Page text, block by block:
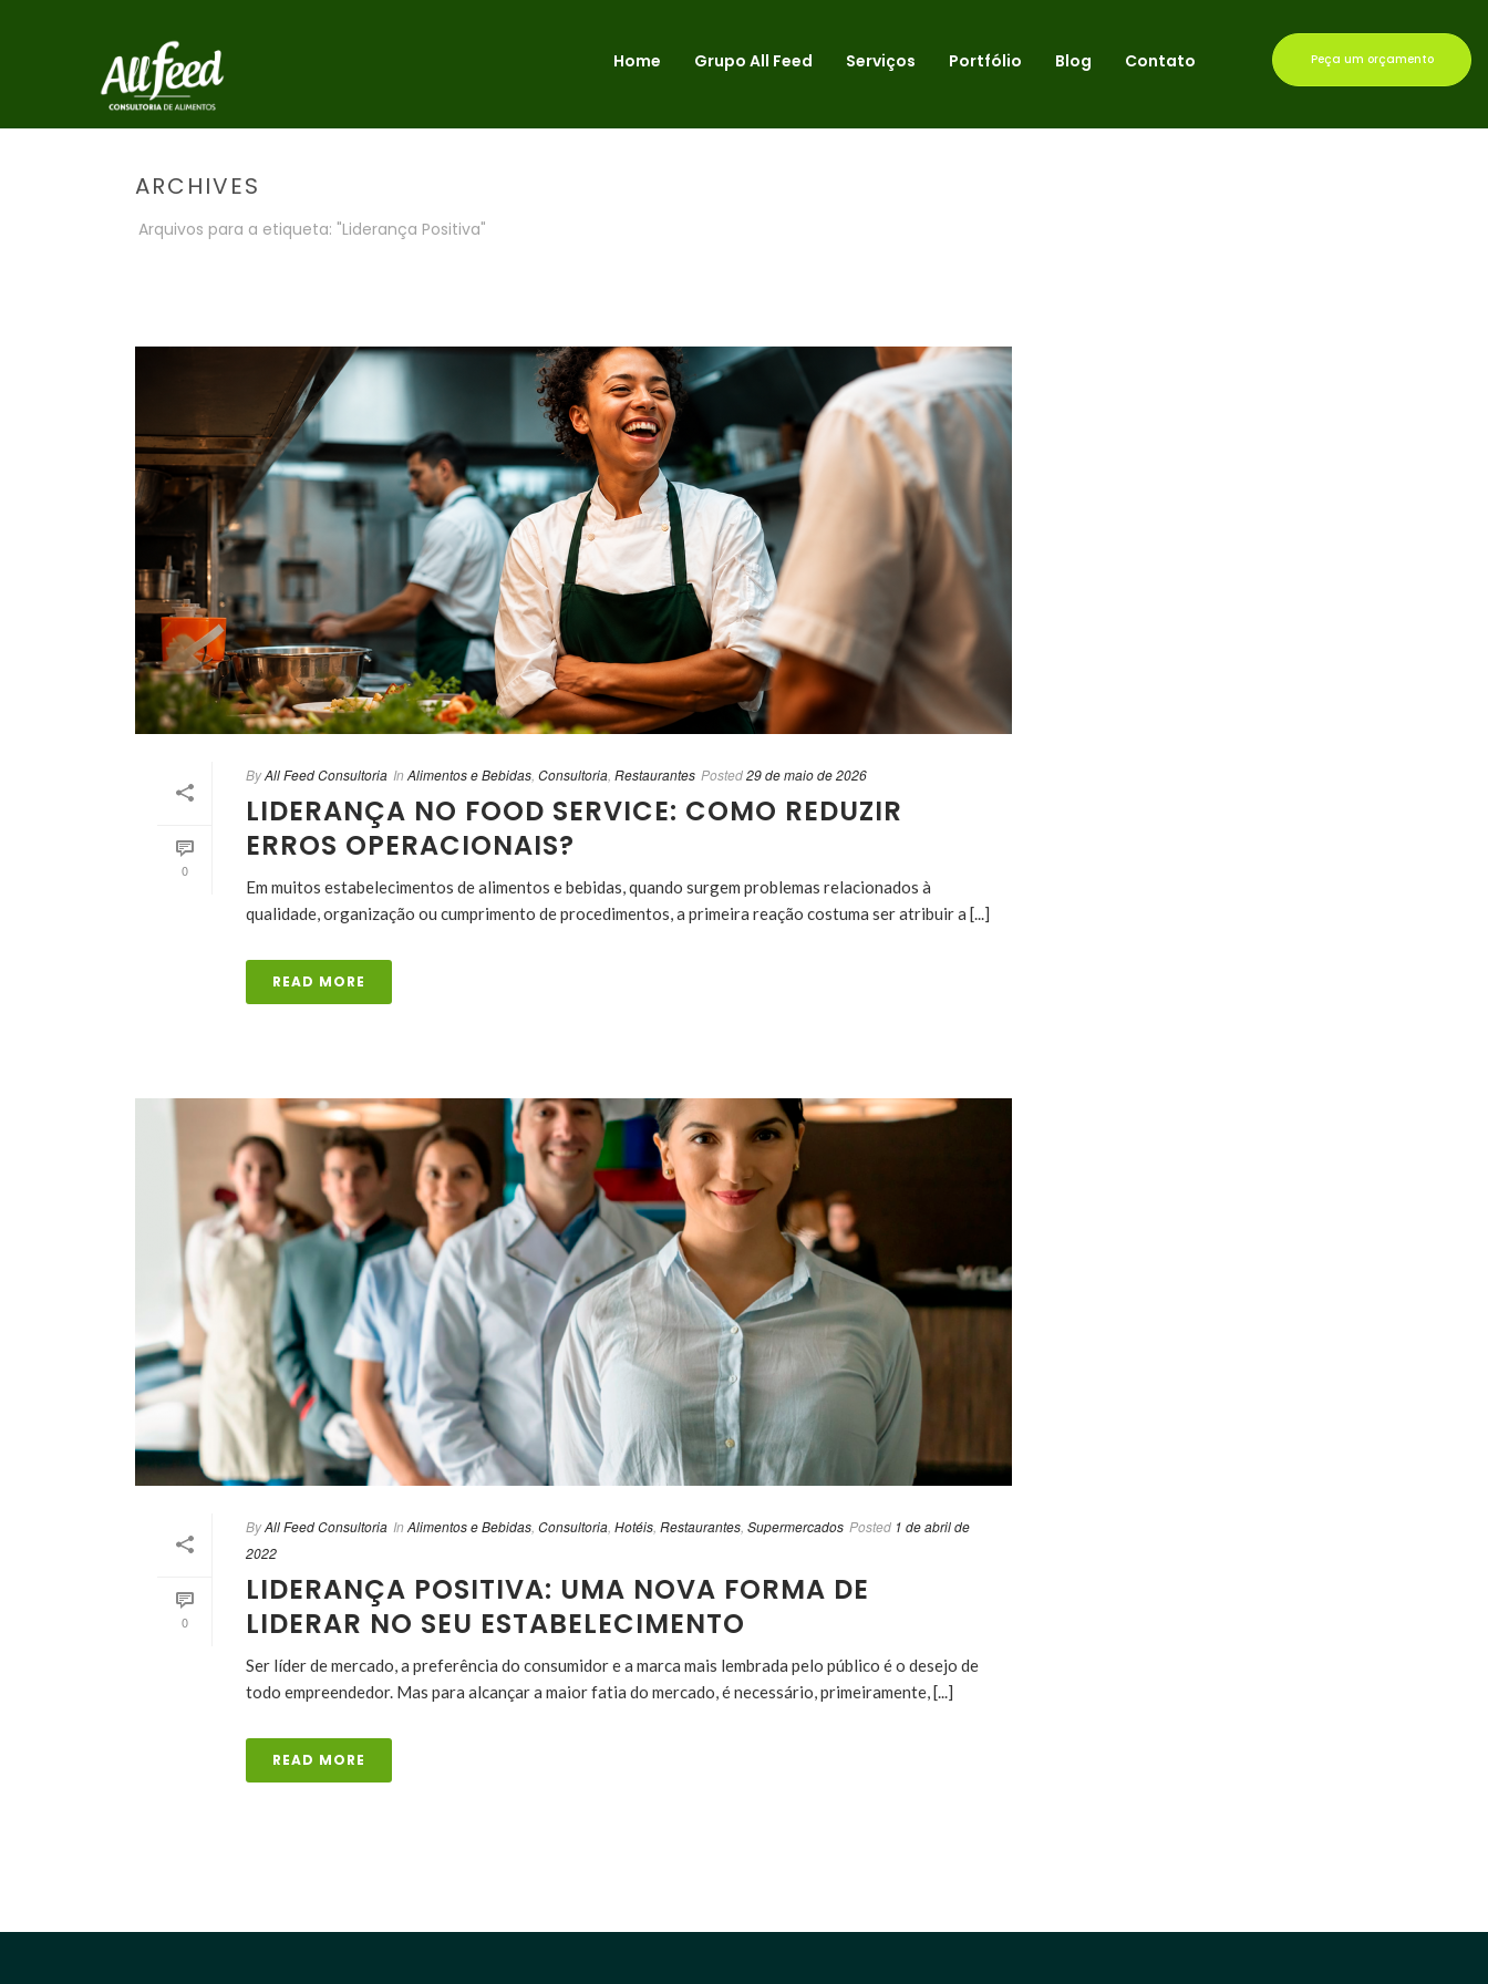
Home Grupo All Feed Serviços Portfólio Blog Contato Peça um orçamento
ARCHIVES
Arquivos para a etiqueta: "Liderança Positiva"
0
ByAll Feed Consultoria In Alimentos e Bebidas Consultoria Restaurantes Posted29 de maio de 2026
LIDERANÇA NO FOOD SERVICE: COMO REDUZIR
ERROS OPERACIONAIS?
Em muitos estabelecimentos de alimentos e bebidas, quando surgem problemas relacionados à
qualidade, organização ou cumprimento de procedimentos, a primeira reação costuma ser atribuir a [...]
READ MORE
0
ByAll Feed Consultoria In Alimentos e Bebidas Consultoria Hotéis Restaurantes Supermercados Posted 1 de abril de
2022
LIDERANÇA POSITIVA: UMA NOVA FORMA DE
LIDERAR NO SEU ESTABELECIMENTO
Ser líder de mercado, a preferência do consumidor e a marca mais lembrada pelo público é o desejo de
todo empreendedor. Mas para alcançar a maior fatia do mercado, é necessário, primeiramente, [...]
READ MORE